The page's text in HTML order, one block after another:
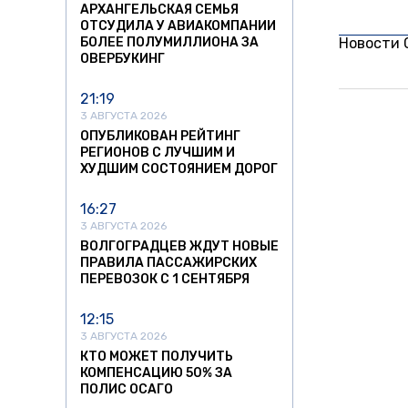
АРХАНГЕЛЬСКАЯ СЕМЬЯ
ОТСУДИЛА У АВИАКОМПАНИИ
БОЛЕЕ ПОЛУМИЛЛИОНА ЗА
ОВЕРБУКИНГ
21:19
3 АВГУСТА 2026
ОПУБЛИКОВАН РЕЙТИНГ
РЕГИОНОВ С ЛУЧШИМ И
ХУДШИМ СОСТОЯНИЕМ ДОРОГ
16:27
3 АВГУСТА 2026
ВОЛГОГРАДЦЕВ ЖДУТ НОВЫЕ
ПРАВИЛА ПАССАЖИРСКИХ
ПЕРЕВОЗОК С 1 СЕНТЯБРЯ
12:15
3 АВГУСТА 2026
КТО МОЖЕТ ПОЛУЧИТЬ
КОМПЕНСАЦИЮ 50% ЗА
ПОЛИС ОСАГО
Новости